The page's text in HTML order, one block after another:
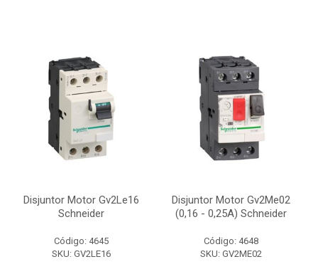
Disjuntor Motor Gv2Le16
Schneider
Código: 4645
SKU: GV2LE16
Disjuntor Motor Gv2Me02
(0,16 - 0,25A) Schneider
Código: 4648
SKU: GV2ME02